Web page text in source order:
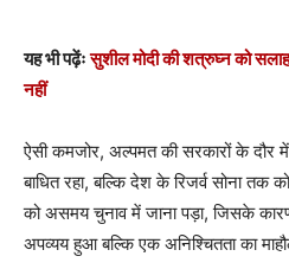
यह भी पढ़ेंःसुशील मोदी की शत्रुघ्न को
नहीं
ऐसी कमजोर, अल्पमत की सरकारों के दौर
बाधित रहा, बल्कि देश के रिजर्व सोना
को असमय चुनाव में जाना पड़ा, जिसके
अपव्यय हुआ बल्कि एक अनिश्चितता का